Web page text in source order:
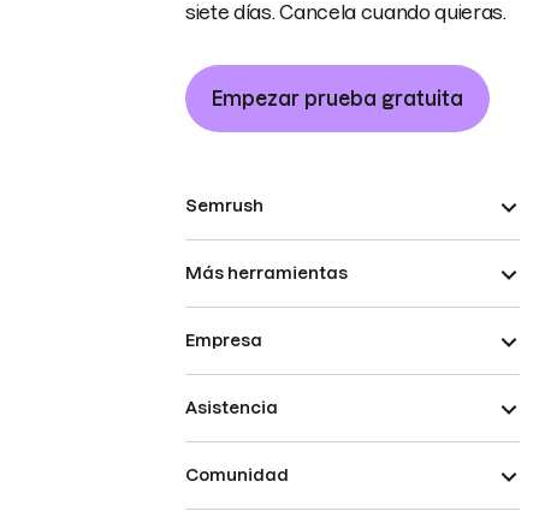
siete días. Cancela cuando quieras.
Empezar prueba gratuita
Semrush
Más herramientas
Empresa
Asistencia
Comunidad